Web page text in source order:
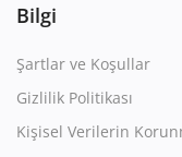
Bilgi
Şartlar ve Koşullar
Gizlilik Politikası
Kişisel Verilerin